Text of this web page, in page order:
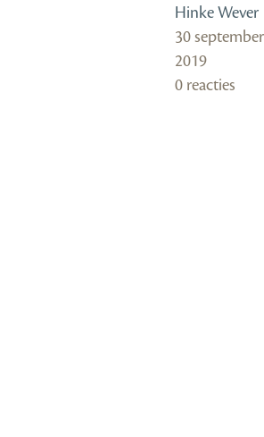
Hinke Wever
30 september
2019
0 reacties